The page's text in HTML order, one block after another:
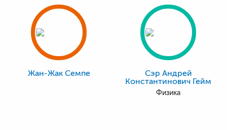
Жан-Жак Семпе
Сэр Андрей
Константинович Гейм
Физика